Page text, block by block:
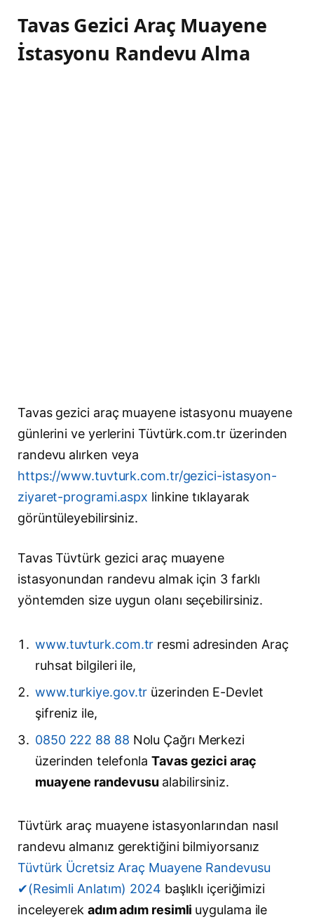
Tavas Gezici Araç Muayene
İstasyonu Randevu Alma
Tavas gezici araç muayene istasyonu muayene
günlerini ve yerlerini Tüvtürk.com.tr üzerinden
randevu alırken veya
https://www.tuvturk.com.tr/gezici-istasyon-
ziyaret-programi.aspx linkine tıklayarak
görüntüleyebilirsiniz.
Tavas Tüvtürk gezici araç muayene
istasyonundan randevu almak için 3 farklı
yöntemden size uygun olanı seçebilirsiniz.
www.tuvturk.com.tr resmi adresinden Araç
ruhsat bilgileri ile,
www.turkiye.gov.tr üzerinden E-Devlet
şifreniz ile,
0850 222 88 88 Nolu Çağrı Merkezi
üzerinden telefonlaTavas gezici araç
muayene randevusu alabilirsiniz.
Tüvtürk araç muayene istasyonlarından nasıl
randevu almanız gerektiğini bilmiyorsanız
Tüvtürk Ücretsiz Araç Muayene Randevusu
✔(Resimli Anlatım) 2024 başlıklı içeriğimizi
inceleyerek adım adım resimli uygulama ile